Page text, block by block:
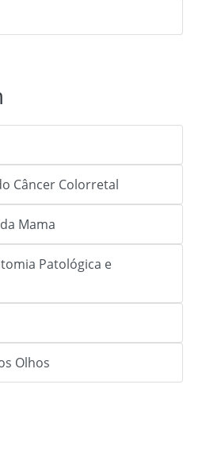
Câncer Colorretal
Mama
Patológica e
Olhos